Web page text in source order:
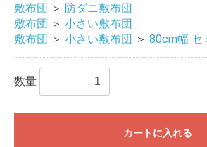
敷布団 ＞ 防ダニ敷布団
敷布団 ＞ 小さい敷布団
敷布団 ＞ 小さい敷布団 ＞ 80cm幅 セ
数量
カートに入れる